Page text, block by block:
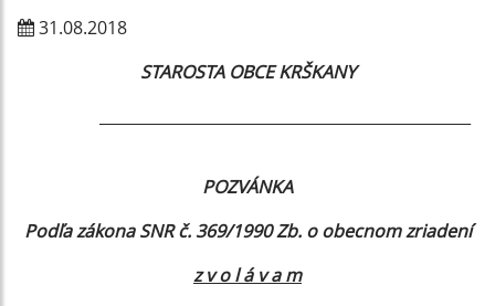
31.08.2018
STAROSTA OBCE KRŠKANY
POZVÁNKA
Podľa zákona SNR č. 369/1990 Zb. o obecnom zriadení
z v o l á v a m